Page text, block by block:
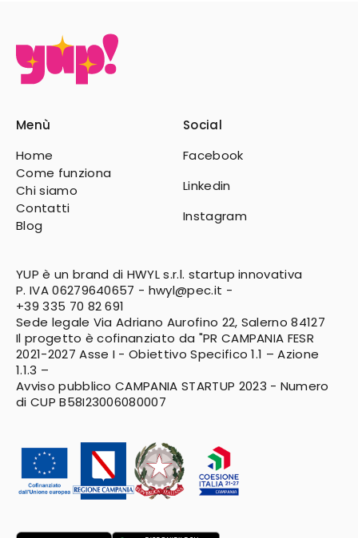
Menù
Home
Come funziona
Chi siamo
Contatti
Blog
Social
Facebook
Linkedin
Instagram
YUP è un brand di HWYL s.r.l. startup innovativa
P. IVA 06279640657 - hwyl@pec.it -
+39 335 70 82 691
Sede legale Via Adriano Aurofino 22, Salerno 84127
Il progetto è cofinanziato da "PR CAMPANIA FESR
2021-2027 Asse I - Obiettivo Specifico 1.1 – Azione
1.1.3 –
Avviso pubblico CAMPANIA STARTUP 2023 - Numero
di CUP B58I23006080007